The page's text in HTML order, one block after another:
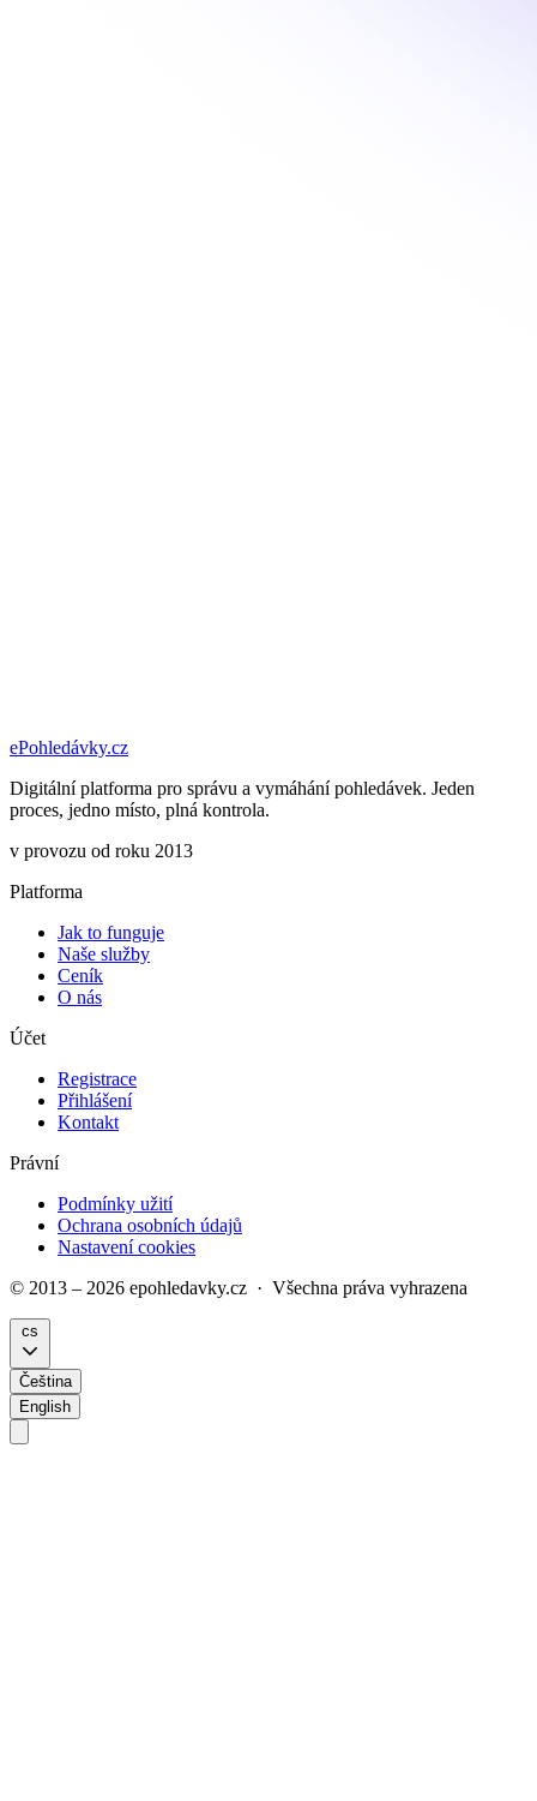
ePohledávky.cz
Digitální platforma pro správu a vymáhání pohledávek. Jeden
proces, jedno místo, plná kontrola.
v provozu od roku 2013
Platforma
Jak to funguje
Naše služby
Ceník
O nás
Účet
Registrace
Přihlášení
Kontakt
Právní
Podmínky užití
Ochrana osobních údajů
Nastavení cookies
© 2013 – 2026 epohledavky.cz · Všechna práva vyhrazena
cs
Čeština
English